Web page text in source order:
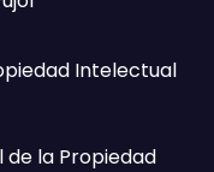
Intelectual
de la Propiedad